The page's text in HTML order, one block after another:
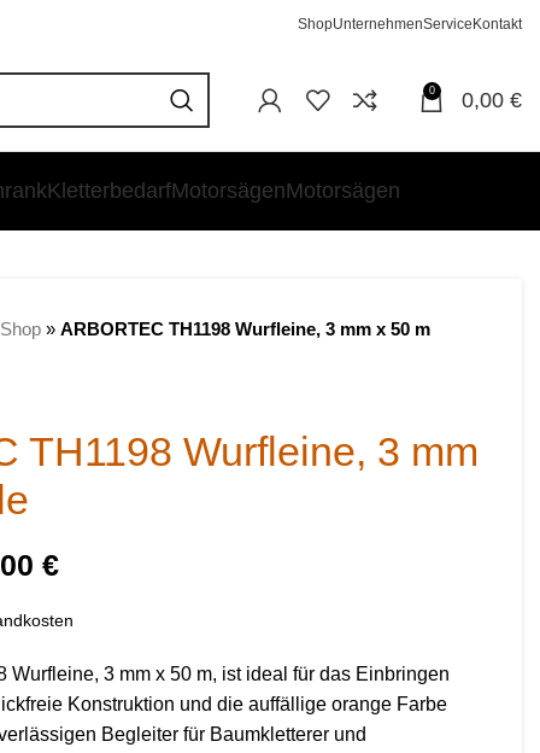
ShopUnternehmenService Kontakt
0 0,00 €
KletterbedarfMotorsägenMotorsägen
Shop » ARBORTEC TH1198 Wurfleine, 3 mm x 50 m
TH1198 Wurfleine, 3 mm
€
Wurfleine, 3 mm x 50 m, ist ideal für das Einbringen
Konstruktion und die auffällige orange Farbe
Begleiter für Baumkletterer und